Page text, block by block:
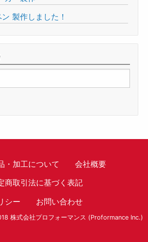
製作しました！
・加工について
会社概要
商取引法に基づく表記
シー
お問い合わせ
株式会社プロフォーマンス (Proformance Inc.)